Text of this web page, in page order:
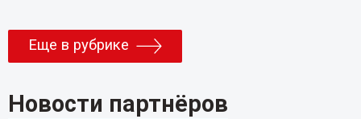
Еще в рубрике
Новости партнёров